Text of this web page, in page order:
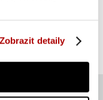
Zobrazit detaily
Do košíku
skladem 1 ks